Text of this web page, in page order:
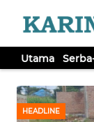
Utama
HEADLINE
TV
Tutup